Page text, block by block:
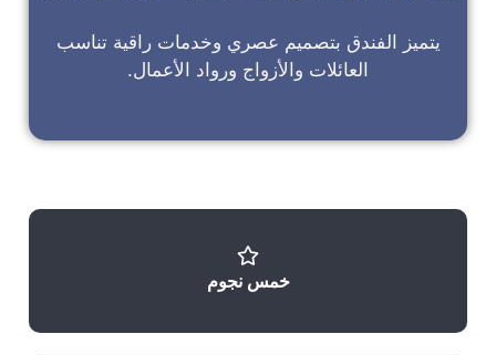
يتميز الفندق بتصميم عصري وخدمات راقية تناسب
العائلات والأزواج ورواد الأعمال.
خمس نجوم